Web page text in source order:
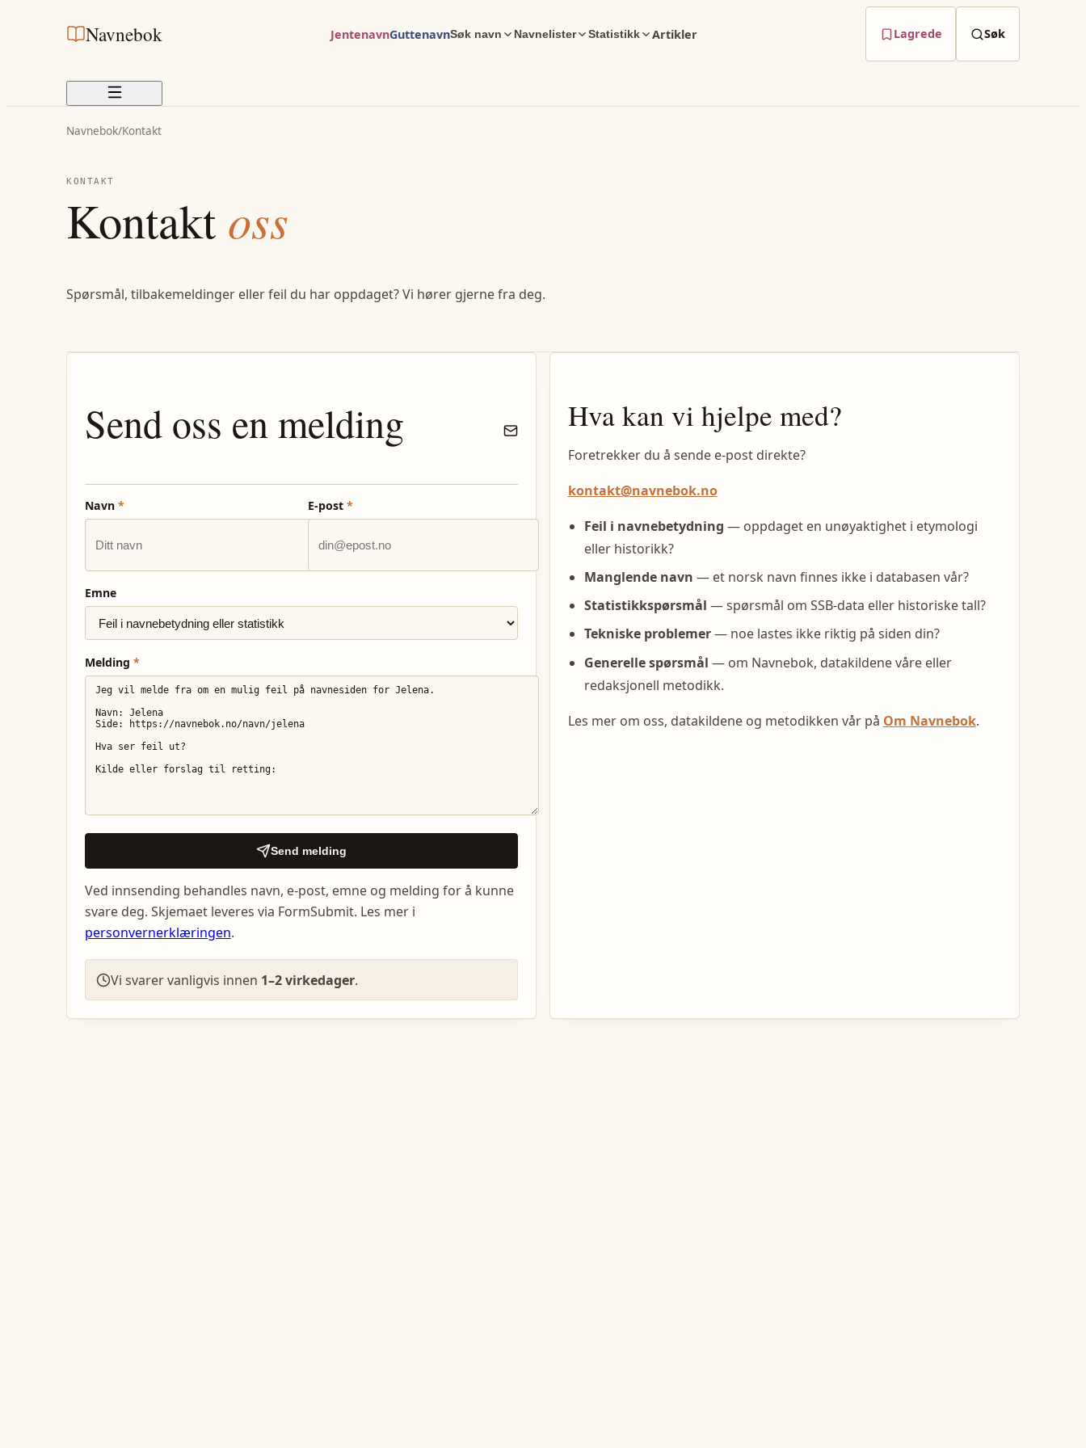
Navnebok JentenavnGuttenavnSøk navn Navnelister Statistikk Artikler Lagrede Søk
Navnebok/Kontakt
KONTAKT
Kontakt oss
Spørsmål, tilbakemeldinger eller feil du har oppdaget? Vi hører gjerne fra deg.
Send oss en melding
Navn * E-post *
Emne
Melding *
Send melding
Ved innsending behandles navn, e-post, emne og melding for å kunne
svare deg. Skjemaet leveres via FormSubmit. Les mer i
personvernerklæringen.
Vi svarer vanligvis innen 1–2 virkedager.
Hva kan vi hjelpe med?
Foretrekker du å sende e-post direkte?
kontakt@navnebok.no
Feil i navnebetydning — oppdaget en unøyaktighet i etymologi
eller historikk?
Manglende navn — et norsk navn finnes ikke i databasen vår?
Statistikkspørsmål — spørsmål om SSB-data eller historiske tall?
Tekniske problemer— noe lastes ikke riktig på siden din?
Generelle spørsmål — om Navnebok, datakildene våre eller
redaksjonell metodikk.
Les mer om oss, datakildene og metodikken vår på Om Navnebok.